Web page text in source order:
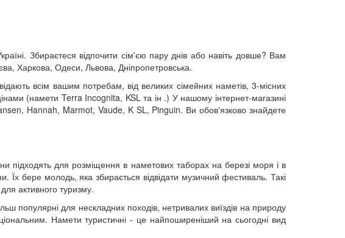
Збираєтеся відпочити сім'єю пару днів або навіть довше? Вам
Харкова, Одеси, Львова, Дніпропетровська.
всім вашим потребам, від великих сімейних наметів, 3-місних
(намети Terra Incognita, KSL та ін .) У нашому інтернет-магазині
Hannah, Marmot, Vaude, K SL, Pinguin. Ви обов'язково знайдете
підходять для розміщення в наметових таборах на березі моря і в
Їх бере молодь, яка збирається відвідати музичний фестиваль. Такі
активного туризму.
популярні для нескладних походів, нетривалих виїздів на природу
Намети туристичні - це найпоширеніший на сьогодні вид